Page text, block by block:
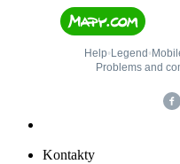
Kontakty